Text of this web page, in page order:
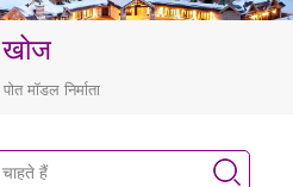
खोज
पोत मॉडल निर्माता